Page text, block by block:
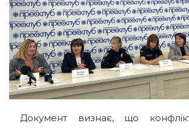
Документ визнає, що